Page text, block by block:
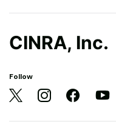
CINRA, Inc.
Follow